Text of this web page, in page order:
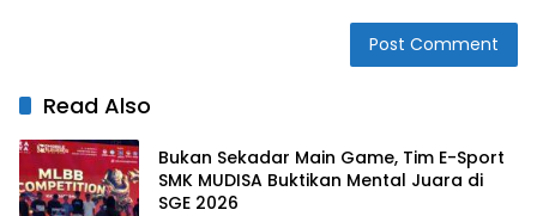
Read Also
Bukan Sekadar Main Game, Tim E-Sport
SMK MUDISA Buktikan Mental Juara di
SGE 2026